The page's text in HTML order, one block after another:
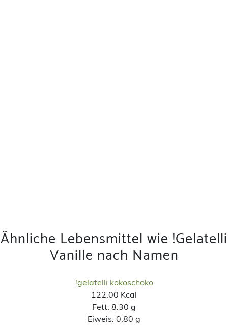
Ähnliche Lebensmittel wie !Gelatelli
Vanille nach Namen
!gelatelli kokoschoko
122.00 Kcal
Fett: 8.30 g
Eiweis: 0.80 g